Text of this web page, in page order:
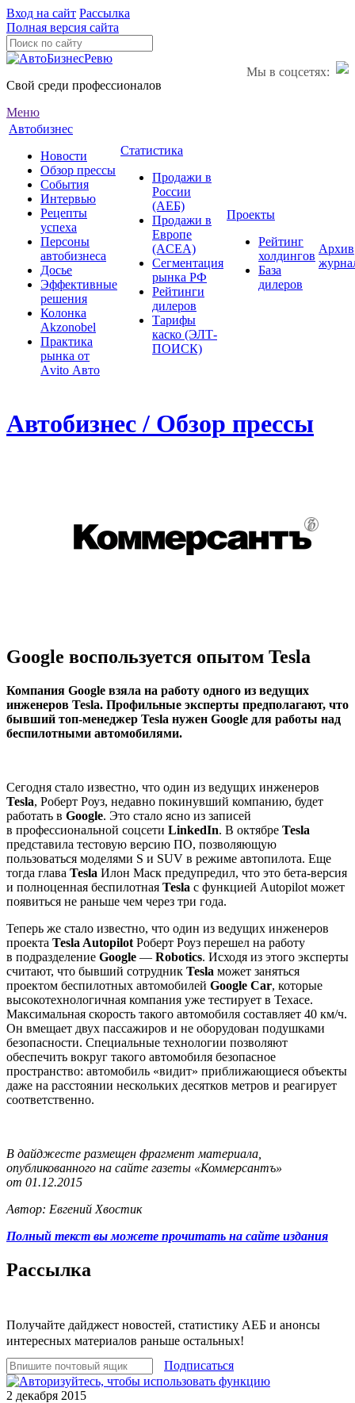
Вход на сайт Рассылка
Полная версия сайта
Мы в соцсетях:
Свой среди профессионалов
Меню
Автобизнес
Новости
Обзор прессы
События
Интервью
Рецепты
успеха
Персоны
автобизнеса
Досье
Эффективные
решения
Колонка
Akzonobel
Практика
рынка от
Аvito Авто
Статистика
Продажи в
России
(АЕБ)
Продажи в
Европе
(ACEA)
Сегментация
рынка РФ
Рейтинги
дилеров
Тарифы
каско (ЭЛТ-
ПОИСК)
Проекты
Рейтинг
холдингов
База
дилеров
Архив
Автобизнес / Обзор прессы
Google воспользуется опытом Tesla
Компания Google взяла на работу одного из ведущих
инженеров Tesla. Профильные эксперты предполагают, что
бывший топ-менеджер Tesla нужен Google для работы над
беспилотными автомобилями.
Сегодня стало известно, что один из ведущих инженеров
Tesla, Роберт Роуз, недавно покинувший компанию, будет
работать в Google. Это стало ясно из записей
в профессиональной соцсети LinkedIn. В октябре Tesla
представила тестовую версию ПО, позволяющую
пользоваться моделями S и SUV в режиме автопилота. Еще
тогда глава Tesla Илон Маск предупредил, что это бета-версия
и полноценная беспилотная Tesla с функцией Autopilot может
появиться не раньше чем через три года.
Теперь же стало известно, что один из ведущих инженеров
проекта Tesla Autopilot Роберт Роуз перешел на работу
в подразделение Google — Robotics. Исходя из этого эксперты
считают, что бывший сотрудник Tesla может заняться
проектом беспилотных автомобилей Google Car, которые
высокотехнологичная компания уже тестирует в Техасе.
Максимальная скорость такого автомобиля составляет 40 км/ч.
Он вмещает двух пассажиров и не оборудован подушками
безопасности. Специальные технологии позволяют
обеспечить вокруг такого автомобиля безопасное
пространство: автомобиль «видит» приближающиеся объекты
даже на расстоянии нескольких десятков метров и реагирует
соответственно.
В дайджесте размещен фрагмент материала,
опубликованного на сайте газеты «Коммерсантъ»
от 01.12.2015
Автор: Евгений Хвостик
Полный текст вы можете прочитать на сайте издания
Рассылка
Получайте дайджест новостей, статистику АЕБ и анонсы
интересных материалов раньше остальных!
Подписаться
2 декабря 2015